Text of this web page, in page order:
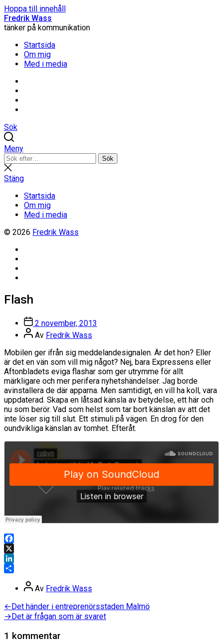
Hoppa till innehåll
Fredrik Wass
tänker på kommunikation
Startsida
Om mig
Med i media
Sök
Meny
Sök
efter:
Sök
Stäng
sökning
Stäng
Startsida
Om mig
Med i media
© 2026 Fredrik Wass
Flash
Inläggsdatum
2 november, 2013
Inläggsförfattare
Av Fredrik Wass
Mobilen ger ifrån sig meddelandesignalen. Är det hon? Eller
är det en vän som vill mig något? Nej, bara Expressens eller
Aftonbladets eviga flashar som ger utrymme för allt
märkligare och mer perifera nyhetshändelser. Jag borde
avinstallera de där apparna. Men samtidigt, en vill ha koll, vara
uppdaterad. Skapa en låtsad känsla av betydelse, ett här och
nu som berör. Vad som helst som tar bort känslan av att det
inte löser sig till slut. Ett stimuli på vägen. En drog för den
oundvikliga känslan av tomhet. Efteråt.
Facebook
X
LinkedIn
Inläggsförfattare
Av Fredrik Wass
Inläggsnavigering
←Föregående
inlägg:
Det händer i entreprenörsstaden Malmö
→Nästa
Det är frågan som är svaret
1 kommentar